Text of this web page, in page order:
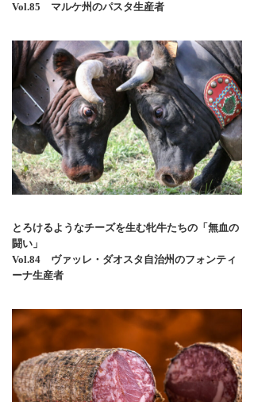
Vol.85 マルケ州のパスタ生産者
とろけるようなチーズを生む牝牛たちの「無血の
闘い」
Vol.84 ヴァッレ・ダオスタ自治州のフォンティ
ーナ生産者